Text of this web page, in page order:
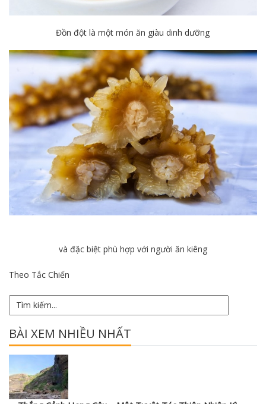
Đồn đột là một món ăn giàu dinh dưỡng
và đặc biệt phù hợp với người ăn kiêng
Theo Tắc Chiến
BÀI XEM NHIỀU NHẤT